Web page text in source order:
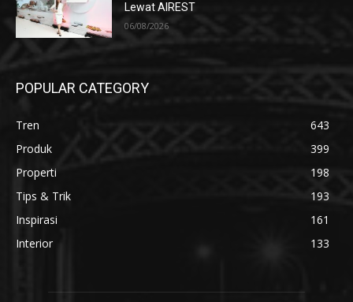
Lewat AIREST
06/08/2026
POPULAR CATEGORY
Tren
643
Produk
399
Properti
198
Tips & Trik
193
Inspirasi
161
Interior
133